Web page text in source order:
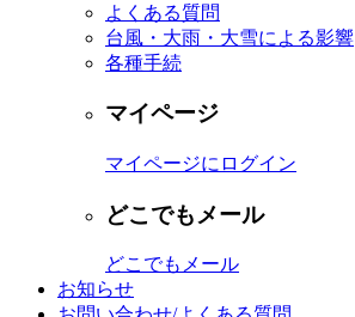
よくある質問
台風・大雨・大雪による影響
各種手続
マイページ
マイページにログイン
どこでもメール
どこでもメール
お知らせ